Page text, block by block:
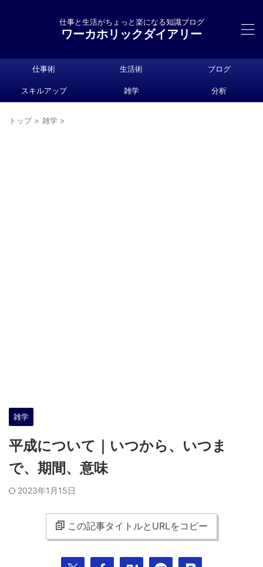
仕事と生活がちょっと楽になる知識ブログ
ワーカホリックダイアリー
仕事術 生活術 ブログ
スキルアップ 雑学 分析
トップ > 雑学 >
雑学
平成について｜いつから、いつま
で、期間、意味
2023年1月15日
この記事タイトルとURLをコピー